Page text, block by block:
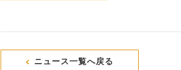
ニュース一覧へ戻る